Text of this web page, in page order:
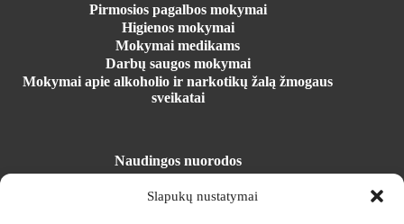
Slapukų nustatymai
Pirmosios pagalbos mokymai
Higienos mokymai
Mokymai medikams
Darbų saugos mokymai
Mokymai apie alkoholio ir narkotikų žalą žmogaus
sveikatai
Naudingos nuorodos
Registracija į mokymus